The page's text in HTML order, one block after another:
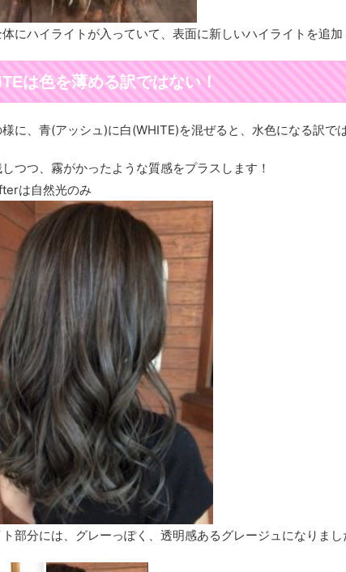
にハイライトが入っていて、表面に新しいハイライトを追加
は色を薄める訳ではない！
に、青(アッシュ)に白(WHITE)を混ぜると、水色になる訳で
つつ、霧がかったような質感をプラスします！
は自然光のみ
部分には、グレーっぽく、透明感あるグレージュになりまし